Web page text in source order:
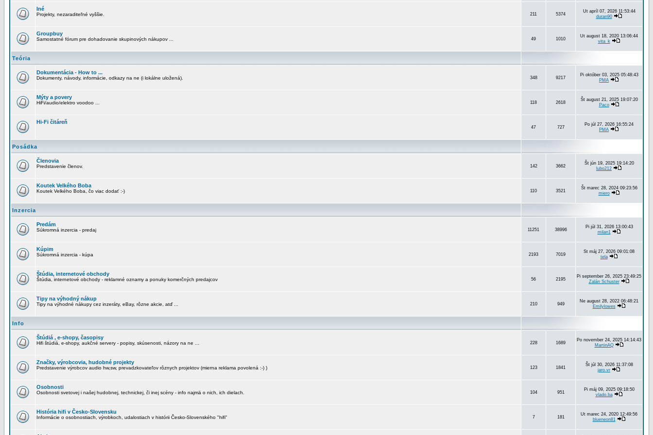
Iné
Projekty, nezaraditeľné vyššie. 211 5374
Ut apríl 07, 2026 11:53:44
duran90
Groupbuy
Samostatné fórum pre dohadovanie skupinových nákupov ... 49 1010
Ut august 18, 2020 13:06:44
vita_k
Teória
Dokumentácia - How to ...
Dokumenty, návody, informácie, odkazy na ne (i lokálne uložená). 348 9217
Pi október 03, 2025 05:48:43
PMA
Mýty a povery
HiFi/audio/elektro voodoo ... 118 2618
Št august 21, 2025 19:07:20
Paco
Hi-Fi čitáreň
47 727
Po júl 27, 2026 16:55:24
PMA
Posádka
Členovia
Predstavenie členov. 142 3662
Št jún 19, 2025 19:14:20
lubo212
Koutek Velkého Boba
Koutek Velkého Boba, čo viac dodať :-) 110 3521
Št marec 28, 2024 09:23:56
miero
Inzercia
Predám
Súkromná inzercia - predaj 11251 38996
Pi júl 31, 2026 13:00:43
milan1
Kúpim
Súkromná inzercia - kúpa 2193 7019
St máj 27, 2026 09:01:08
tela
Štúdia, internetové obchody
Štúdia, internetové obchody - reklamné oznamy a ponuky komerčných predajcov 56 2195
Pi september 26, 2025 23:49:25
Zalán Schuster
Tipy na výhodný nákup
Tipy na výhodné nákupy cez inzeráty, eBay, rôzne akcie, atď ... 210 949
Ne august 28, 2022 06:48:21
Emilylowes
Info
Štúdiá , e-shopy, časopisy
Hifi štúdiá, e-shopy, aukčné servery - popisy, skúsenosti, názory na ne ... 228 1689
Po november 24, 2025 14:14:43
MartinAQ
Značky, výrobcovia, hudobné projekty
Predstavenie výrobcov audio hw,sw, prevadzkovateľov rôznych projektov (mierna reklama povolená :-) ) 123 1841
Št júl 30, 2026 11:37:08
jaro.vr
Osobnosti
Osobnosti svetovej i našej hudobnej, technickej, či inej scény - info najmä o nich, ich dielach. 104 951
Pi máj 09, 2025 09:18:50
vlado.ba
História hifi v Česko-Slovensku
Informácie o osobnostiach, výrobkoch, udalostiach v histórii Česko-Slovenského "hifi" 7 181
Ut marec 24, 2020 12:49:56
blueneon81